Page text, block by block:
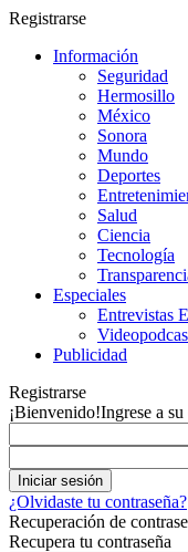
Registrarse
Información
Seguridad
Hermosillo
México
Sonora
Mundo
Deportes
Salud
Ciencia
Tecnología
Especiales
Entrevistas
Publicidad
Registrarse
¡Bienvenido!Ingrese a su
¿Olvidaste tu contraseña?
Recuperación de
Recupera tu contraseña